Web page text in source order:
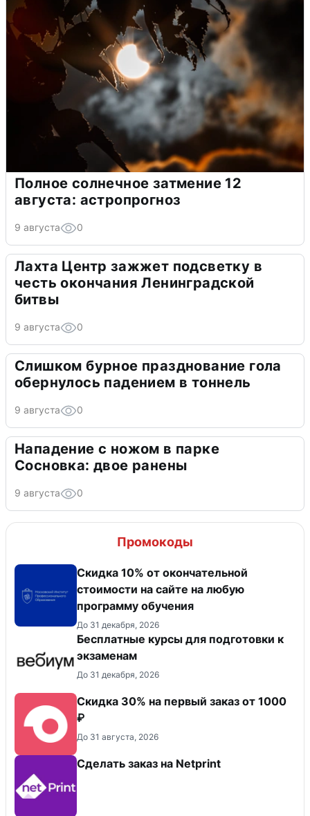
Полное солнечное затмение 12
августа: астропрогноз
9 августа 0
Лахта Центр зажжет подсветку в
честь окончания Ленинградской
битвы
9 августа 0
Слишком бурное празднование гола
обернулось падением в тоннель
9 августа 0
Нападение с ножом в парке
Сосновка: двое ранены
9 августа 0
Промокоды
Скидка 10% от окончательной
стоимости на сайте на любую
программу обучения
До 31 декабря, 2026
Бесплатные курсы для подготовки к
экзаменам
До 31 декабря, 2026
Скидка 30% на первый заказ от 1000
₽
До 31 августа, 2026
Сделать заказ на Netprint